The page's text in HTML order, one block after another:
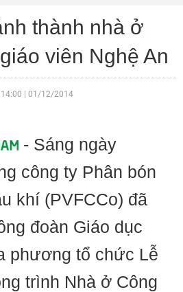
thành nhà ở
viên Nghệ An
14:00 01/12/2014
- Sáng ngày
công ty Phân bón
khí (PVFCCo) đã
đoàn Giáo dục
phương tổ chức Lễ
trình Nhà ở Công